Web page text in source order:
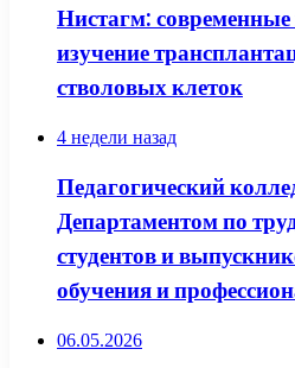
Нистагм:
изучение
стволовых клеток
4 недели назад
Педагогический
Департаментом по
студентов и
обучения и
06.05.2026